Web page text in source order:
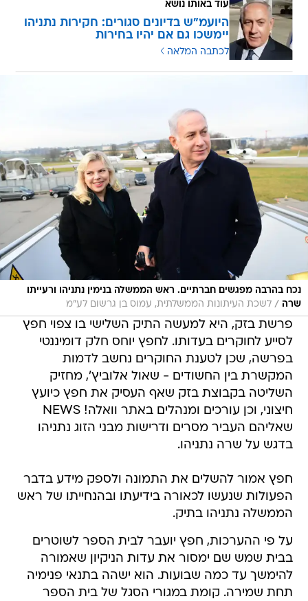
עוד באותו נושא
היועמ"ש בדיונים סגורים: חקירות נתניהו
יימשכו גם אם יהיו בחירות
לכתבה המלאה
נכח בהרבה מפגשים חברתיים. ראש הממשלה בנימין נתניהו ורעייתו
שרה / לשכת העיתונות הממשלתית, עמוס בן גרשום לע"מ
פרשת בזק, היא למעשה התיק השלישי בו צפוי חפץ
לסייע לחוקרים בעדותו. לחפץ יוחס חלק דומיננטי
בפרשה, שכן לטענת החוקרים נחשב לדמות
המקשרת בין החשודים - שאול אלוביץ', מחזיק
השליטה בקבוצת בזק שאף העסיק את חפץ כיועץ
חיצוני, וכן עורכים ומנהלים באתר וואלה! NEWS
שאליהם העביר מסרים ודרישות מבני הזוג נתניהו
בדגש על שרה נתניהו.
חפץ אמור להשלים את התמונה ולספק מידע בדבר
הפעולות שנעשו לכאורה בידיעתו ובהנחייתו של ראש
הממשלה נתניהו בתיק.
על פי ההערכות, חפץ יועבר לבית הספר לשוטרים
בבית שמש שם ימסור את עדות הניקיון שאמורה
להימשך עד כמה שבועות. הוא ישהה בתנאי פנימיה
תחת שמירה. קומת במגורי הסגל של בית הספר